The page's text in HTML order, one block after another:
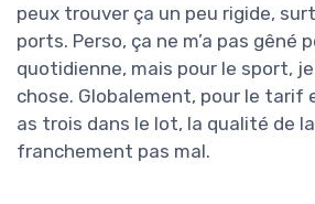
peux trouver ça un peu rigide,
ports. Perso, ça ne m’a pas gêné
quotidienne, mais pour le sport,
chose. Globalement, pour le tarif
as trois dans le lot, la qualité de
franchement pas mal.